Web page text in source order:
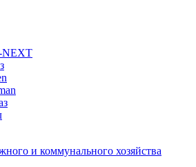
NEXT
и коммунального хозяйства